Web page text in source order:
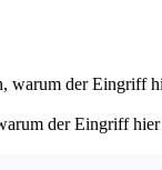
der Eingriff